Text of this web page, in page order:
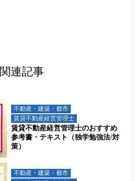
関連記事
不動産・建築・都市
賃貸不動産経営管理士
賃貸不動産経営管理士のおすすめ
参考書・テキスト（独学勉強法/対
策）
不動産・建築・都市